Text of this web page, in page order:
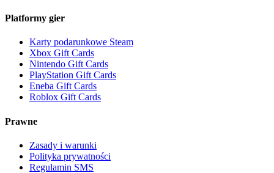
Platformy gier
Karty podarunkowe Steam
Xbox Gift Cards
Nintendo Gift Cards
PlayStation Gift Cards
Eneba Gift Cards
Roblox Gift Cards
Prawne
Zasady i warunki
Polityka prywatności
Regulamin SMS